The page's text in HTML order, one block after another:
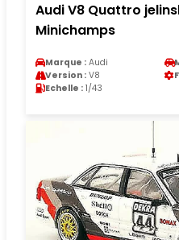
Audi V8 Quattro
Minichamps
Marque : Audi
Version : V8
Echelle : 1/43